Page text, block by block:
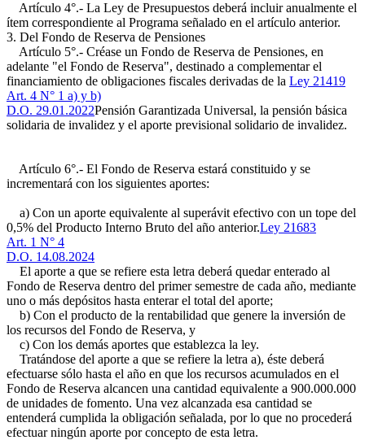
Artículo 4°.- La Ley de Presupuestos deberá incluir anualmente el
ítem correspondiente al Programa señalado en el artículo anterior.
3. Del Fondo de Reserva de Pensiones
Artículo 5°.- Créase un Fondo de Reserva de Pensiones, en
adelante "el Fondo de Reserva", destinado a complementar el
financiamiento de obligaciones fiscales derivadas de la Ley 21419
Art. 4 N° 1 a) y b)
D.O. 29.01.2022Pensión Garantizada Universal, la pensión básica
solidaria de invalidez y el aporte previsional solidario de invalidez.
Artículo 6°.- El Fondo de Reserva estará constituido y se
incrementará con los siguientes aportes:
a) Con un aporte equivalente al superávit efectivo con un tope del
0,5% del Producto Interno Bruto del año anterior.Ley 21683
Art. 1 N° 4
D.O. 14.08.2024
El aporte a que se refiere esta letra deberá quedar enterado al
Fondo de Reserva dentro del primer semestre de cada año, mediante
uno o más depósitos hasta enterar el total del aporte;
b) Con el producto de la rentabilidad que genere la inversión de
los recursos del Fondo de Reserva, y
c) Con los demás aportes que establezca la ley.
Tratándose del aporte a que se refiere la letra a), éste deberá
efectuarse sólo hasta el año en que los recursos acumulados en el
Fondo de Reserva alcancen una cantidad equivalente a 900.000.000
de unidades de fomento. Una vez alcanzada esa cantidad se
entenderá cumplida la obligación señalada, por lo que no procederá
efectuar ningún aporte por concepto de esta letra.